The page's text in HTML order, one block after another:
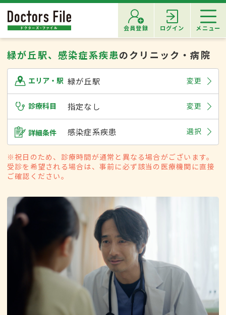
会員登録 ログイン メニュー
緑が丘駅、感染症系疾患のクリニック・病院
エリア・駅 緑が丘駅 変更
診療科目 指定なし 変更
詳細条件 感染症系疾患 選択
※祝日のため、診療時間が通常と異なる場合がございます。
受診を希望される場合は、事前に必ず該当の医療機関に直接
ご確認ください。